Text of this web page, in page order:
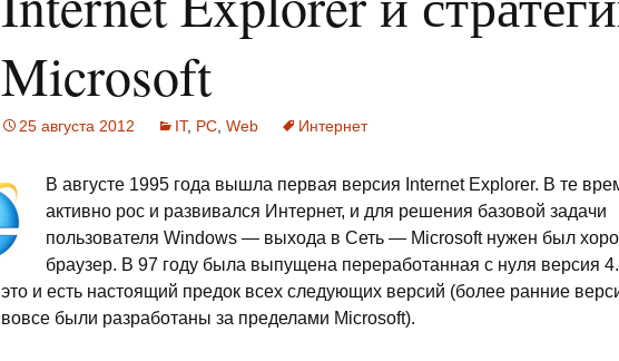
Microsoft
25 августа 2012 IT, PC Web Интернет
В августе 1995 года вышла первая версия Internet Explorer. В те
активно рос и развивался Интернет, и для решения базовой задачи
пользователя Windows — выхода в Сеть — Microsoft нужен был
браузер. В 97 году была выпущена переработанная с нуля версия
это и есть настоящий предок всех следующих версий (более ранние
вовсе были разработаны за пределами Microsoft).